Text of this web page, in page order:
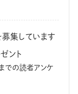
募集しています
ント
の読者アンケ